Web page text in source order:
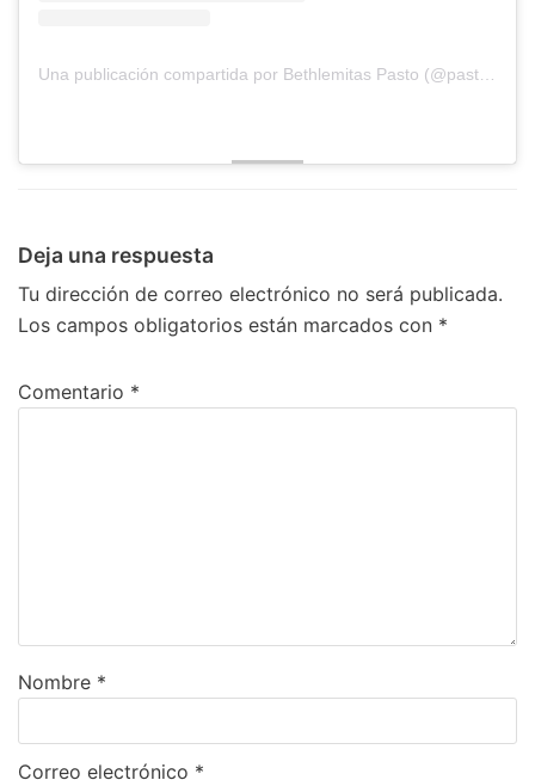
Deja una respuesta
Tu dirección de correo electrónico no será publicada.
Los campos obligatorios están marcados con *
Comentario *
Nombre *
Correo electrónico *